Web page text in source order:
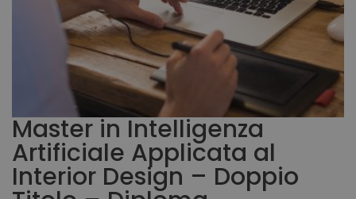
Master in Intelligenza
Artificiale Applicata al
Interior Design – Doppio